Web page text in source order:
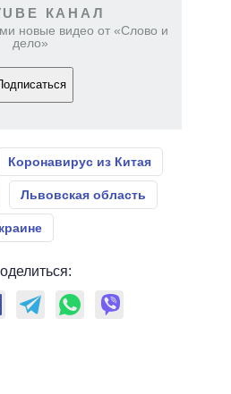
КАНАЛ
новые видео от «Слово и
дело»
Коронавирус из Китая
Львовская область